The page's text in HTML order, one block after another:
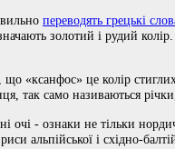
переводять грецькі
золотий і рудий
що «ксанфос» це колір
так само називаються
очі - ознаки не тільки
альпійської і східно-